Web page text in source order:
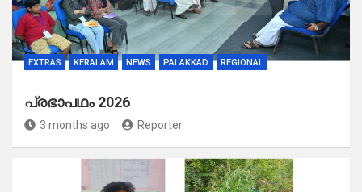
EXTRAS KERALAM NEWS PALAKKAD REGIONAL
പ്രഭാപഥം 2026
3 months ago Reporter